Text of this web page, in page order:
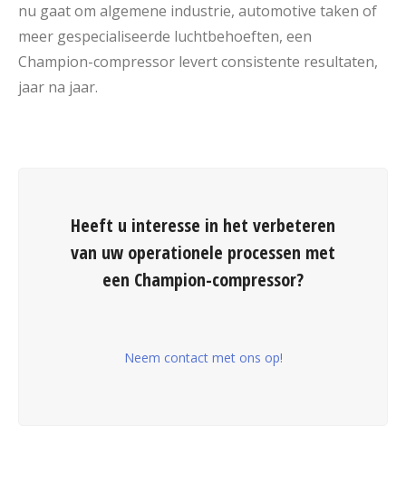
nu gaat om algemene industrie, automotive taken of
meer gespecialiseerde luchtbehoeften, een
Champion-compressor levert consistente resultaten,
jaar na jaar.
Heeft u interesse in het verbeteren
van uw operationele processen met
een Champion-compressor?
Neem contact met ons op!